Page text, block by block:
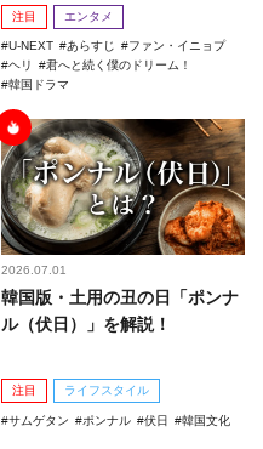
注目 エンタメ
U-NEXT あらすじ
ファン・イニョプ
ヘリ
君へと続く僕のドリーム！
韓国ドラマ
2026.07.01
韓国版・土用の丑の日「ポンナ
ル（伏日）」を解説！
注目 ライフスタイル
サムゲタン ポンナル 伏日 韓国文化